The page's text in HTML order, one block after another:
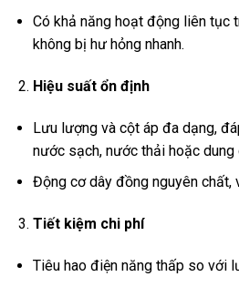
Có khả năng hoạt động liên tục
không bị hư hỏng nhanh.
Hiệu suất ổn định
Lưu lượng và cột áp đa dạng,
nước sạch, nước thải hoặc dung
Động cơ dây đồng nguyên chất,
Tiết kiệm chi phí
Tiêu hao điện năng thấp so với